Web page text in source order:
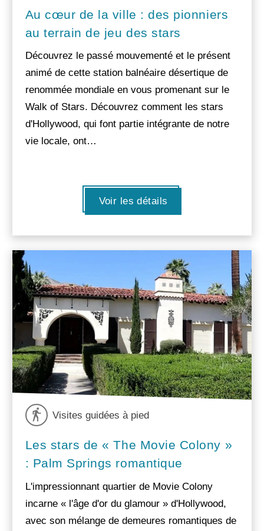
Au cœur de la ville : des pionniers
au terrain de jeu des stars
Découvrez le passé mouvementé et le présent
animé de cette station balnéaire désertique de
renommée mondiale en vous promenant sur le
Walk of Stars. Découvrez comment les stars
d'Hollywood, qui font partie intégrante de notre
vie locale, ont…
Voir les détails
Visites guidées à pied
Les stars de « The Movie Colony »
: Palm Springs romantique
L'impressionnant quartier de Movie Colony
incarne « l'âge d'or du glamour » d'Hollywood,
avec son mélange de demeures romantiques de